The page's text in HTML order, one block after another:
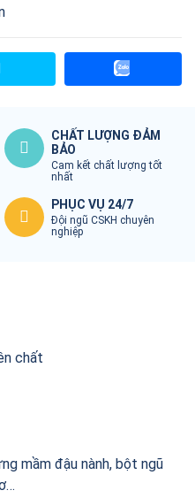
CHẤT LƯỢNG ĐẢM
BẢO
Cam kết chất lượng tốt
nhất
PHỤC VỤ 24/7
Đội ngũ CSKH chuyên
nghiệp
chất
mầm đậu nành, bột ngũ